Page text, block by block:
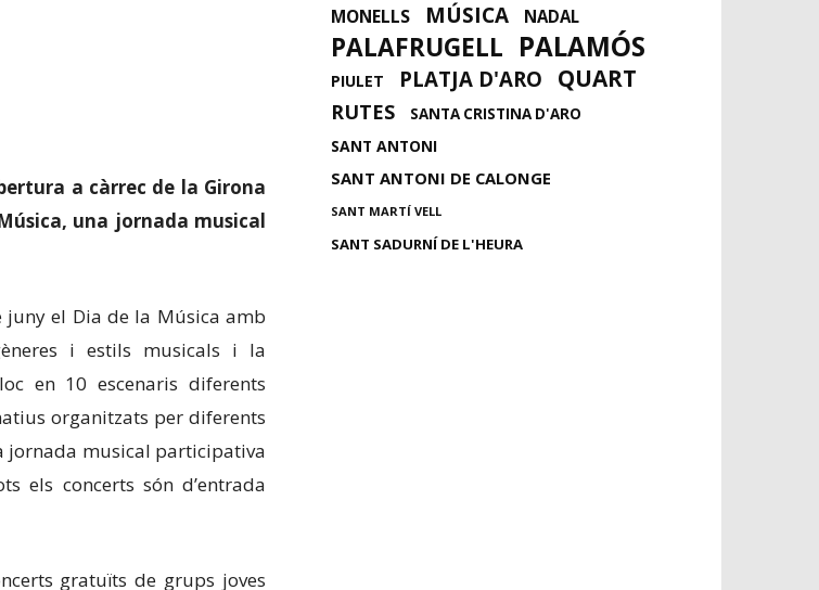
a càrrec de la Girona
una jornada musical
el Dia de la Música amb
i estils musicals i la
en 10 escenaris diferents
organitzats per diferents
jornada musical participativa
els concerts són d’entrada
gratuïts de grups joves
MONELLS MÚSICA NADAL
PALAFRUGELL PALAMÓS
PIULET PLATJA D'ARO QUART
RUTES SANTA CRISTINA D'ARO
SANT ANTONI
SANT ANTONI DE CALONGE
SANT MARTÍ VELL
SANT SADURNÍ DE L'HEURA